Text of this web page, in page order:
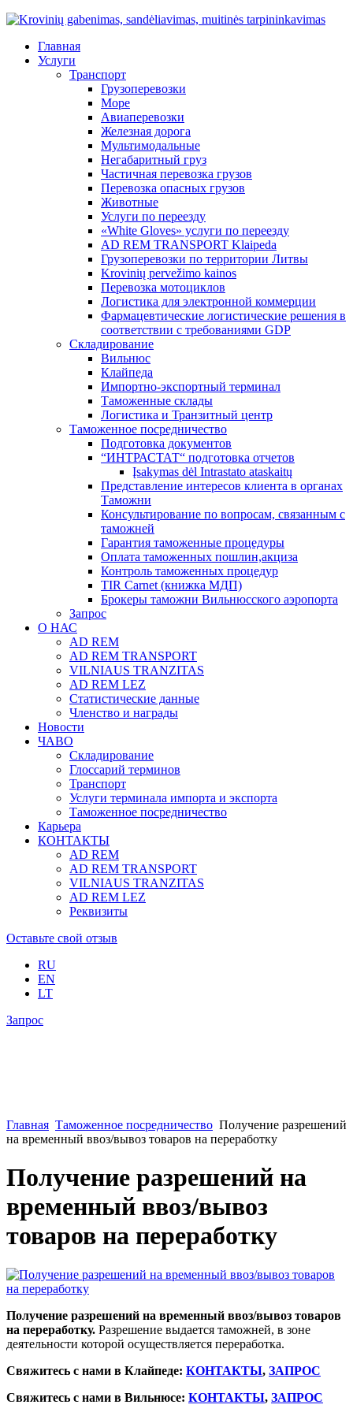
Главная
Услуги
Транспорт
Грузоперевозки
Море
Авиаперевозки
Железная дорога
Мультимодальные
Негабаритный груз
Частичная перевозка грузов
Перевозка опасных грузов
Животные
Услуги по переезду
«White Gloves» услуги по переезду
AD REM TRANSPORT Klaipeda
Грузоперевозки по территории Литвы
Krovinių pervežimo kainos
Перевозка мотоциклов
Логистика для электронной коммерции
Фармацевтические логистические решения в
соответствии с требованиями GDP
Складирование
Вильнюс
Клайпеда
Импортно-экспортный терминал
Таможенные склады
Логистика и Транзитный центр
Таможенное посредничество
Подготовка документов
“ИНТРАСТАТ“ подготовка отчетов
Įsakymas dėl Intrastato ataskaitų
Представление интересов клиента в органах
Таможни
Консультирование по вопросам, связанным с
таможней
Гарантия таможенные процедуры
Оплата таможенных пошлин,акциза
Контроль таможенных процедур
TIR Carnet (книжка МДП)
Брокеры таможни Вильнюсского аэропорта
Запрос
О НАС
AD REM
AD REM TRANSPORT
VILNIAUS TRANZITAS
AD REM LEZ
Статистические данные
Членство и награды
Новости
ЧАВО
Складирование
Глоссарий терминов
Транспорт
Услуги терминала импорта и экспорта
Таможенное посредничество
Карьера
КОНТАКТЫ
AD REM
AD REM TRANSPORT
VILNIAUS TRANZITAS
AD REM LEZ
Реквизиты
Оставьте свой отзыв
RU
EN
LT
Запрос
Главная Таможенное посредничество Получение разрешений
на временный ввоз/вывоз товаров на переработку
Получение разрешений на
временный ввоз/вывоз
товаров на переработку
Получение разрешений на временный ввоз/вывоз товаров
на переработку. Разрешение выдается таможней, в зоне
деятельности которой осуществляется переработка.
Свяжитесь с нами в Клайпеде: КОНТАКТЫ, ЗАПРОС
Свяжитесь с нами в Вильнюсе: КОНТАКТЫ, ЗАПРОС